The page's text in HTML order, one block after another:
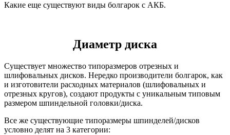
Какие еще существуют виды болгарок с АКБ.
Диаметр диска
Существует множество типоразмеров отрезных и
шлифовальных дисков. Нередко производители болгарок, как
и изготовители расходных материалов (шлифовальных и
отрезных кругов), создают продукты с уникальным типовым
размером шпиндельной головки/диска.
Все же существующие типоразмеры шпинделей/дисков
условно делят на 3 категории: